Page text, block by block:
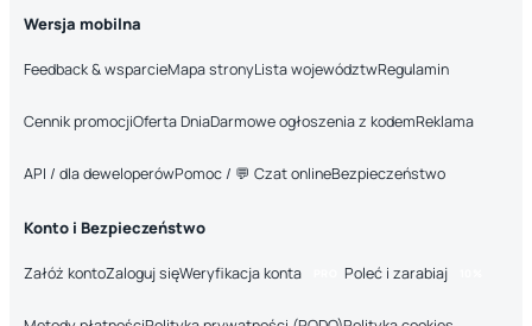
Wersja mobilna
Feedback & wsparcieMapa stronyLista województwRegulamin
Cennik promocjiOferta DniaDarmowe ogłoszenia z kodemReklama
API / dla deweloperówPomoc / 💬 Czat onlineBezpieczeństwo
Konto i Bezpieczeństwo
Załóż kontoZaloguj sięWeryfikacja konta Poleć i zarabiaj